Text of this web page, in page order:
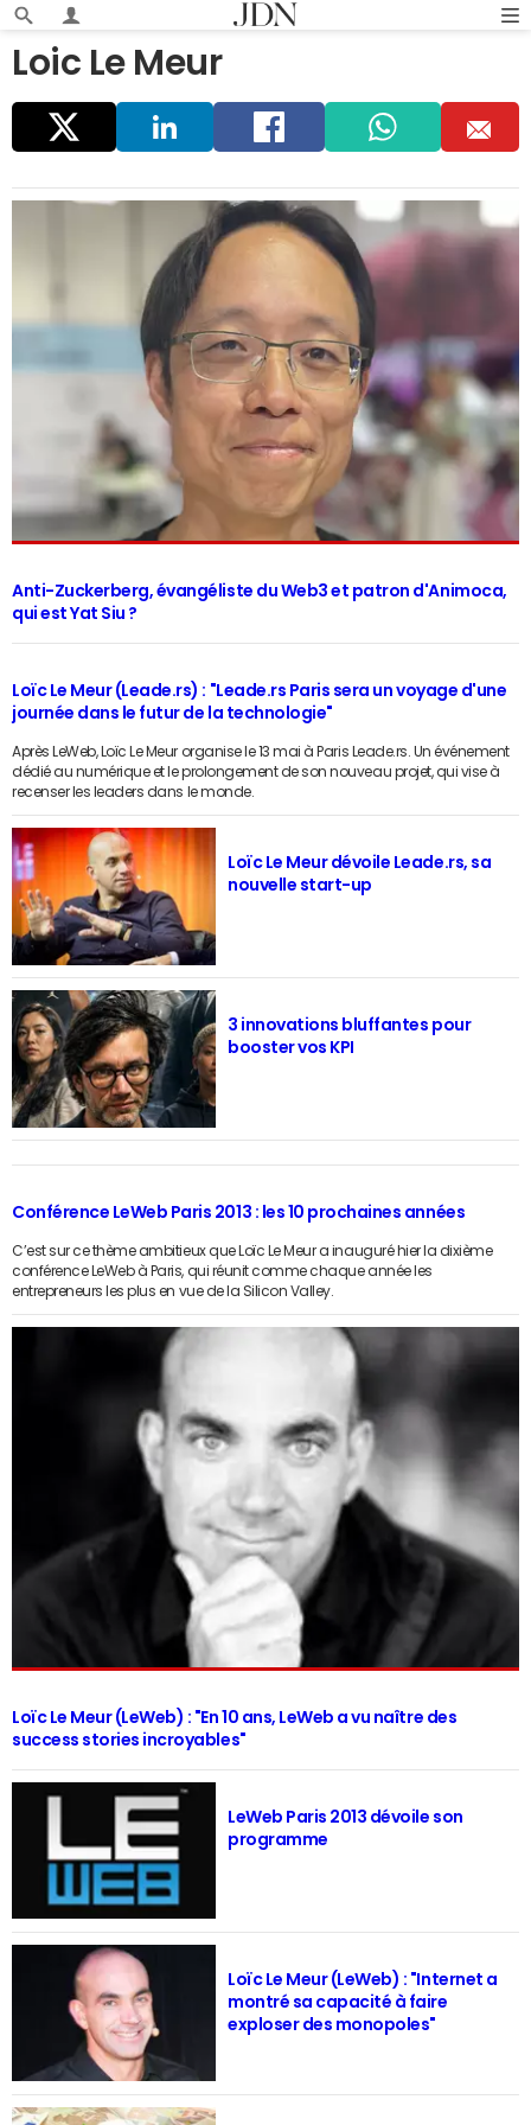
Loic Le Meur
ook app m
Anti-Zuckerberg, évangéliste du Web3 et patron d'Animoca,
qui est Yat Siu ?
Loïc Le Meur (Leade.rs) : "Leade.rs Paris sera un voyage d'une
journée dans le futur de la technologie"
Après LeWeb, Loïc Le Meur organise le 13 mai à Paris Leade.rs. Un événement
dédié au numérique et le prolongement de son nouveau projet, qui vise à
recenser les leaders dans le monde.
Loïc Le Meur dévoile Leade.rs, sa
nouvelle start-up
3 innovations bluffantes pour
booster vos KPI
Conférence LeWeb Paris 2013 : les 10 prochaines années
C’est sur ce thème ambitieux que Loïc Le Meur a inauguré hier la dixième
conférence LeWeb à Paris, qui réunit comme chaque année les
entrepreneurs les plus en vue de la Silicon Valley.
Loïc Le Meur (LeWeb) : "En 10 ans, LeWeb a vu naître des
success stories incroyables"
LeWeb Paris 2013 dévoile son
programme
Loïc Le Meur (LeWeb) : "Internet a
montré sa capacité à faire
exploser des monopoles"